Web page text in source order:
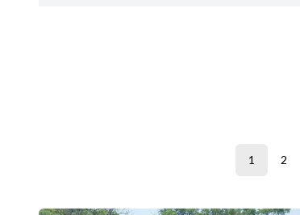
1 2